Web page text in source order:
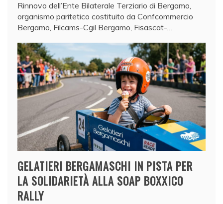
Rinnovo dell’Ente Bilaterale Terziario di Bergamo,
organismo paritetico costituito da Confcommercio
Bergamo, Filcams-Cgil Bergamo, Fisascat-…
GELATIERI BERGAMASCHI IN PISTA PER
LA SOLIDARIETÀ ALLA SOAP BOXXICO
RALLY